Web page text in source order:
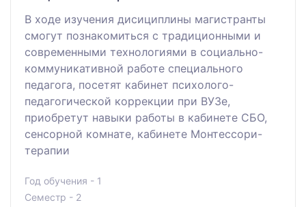
В ходе изучения дисициплины магистранты
смогут познакомиться с традиционными и
современными технологиями в социально-
коммуникативной работе специального
педагога, посетят кабинет психолого-
педагогической коррекции при ВУЗе,
приобретут навыки работы в кабинете СБО,
сенсорной комнате, кабинете Монтессори-
терапии
Год обучения - 1
Семестр - 2